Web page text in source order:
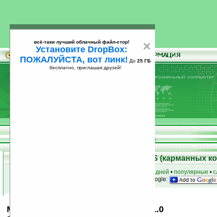
25
Скачать программы для Palm OS (карманных
за 7 дней • популярные •
на Google:
Multiplayer Championship Series v1.0
×
всё-таки лучший облачный файл-стор!
Установите DropBox:
ПОЖАЛУЙСТА, вот линк! До 25 ГБ
бесплатно, приглашая друзей!